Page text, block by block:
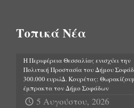
Τοπικά Νέα
Η Περιφέρεια Θεσσαλίας ενισχύει την
Πολιτική Προστασία του Δήμου
300.000 ευρώΔ. Κουρέτας:
έμπρακτα τον Δήμο Σοφάδων
5 Αυγούστου, 2026